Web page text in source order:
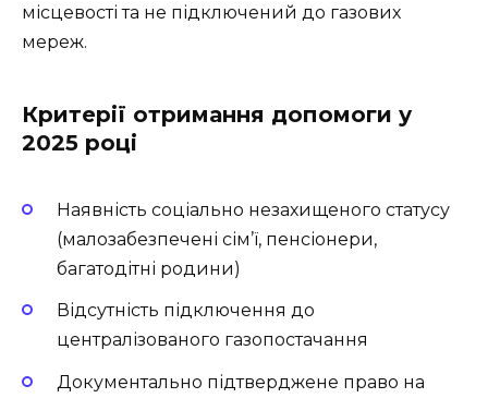
місцевості та не підключений до газових
мереж.
Критерії отримання допомоги у
2025 році
Наявність соціально незахищеного статусу
(малозабезпечені сім’ї, пенсіонери,
багатодітні родини)
Відсутність підключення до
централізованого газопостачання
Документально підтверджене право на